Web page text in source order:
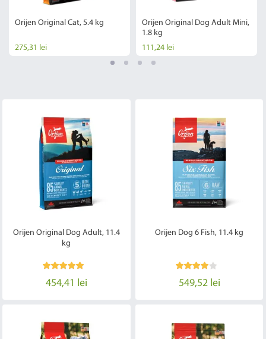
Orijen Original Cat, 5.4 kg
275,31 lei
Orijen Original Dog Adult Mini,
1.8 kg
111,24 lei
Orijen Original Dog Adult, 11.4
kg
454,41 lei
Orijen Dog 6 Fish, 11.4 kg
549,52 lei